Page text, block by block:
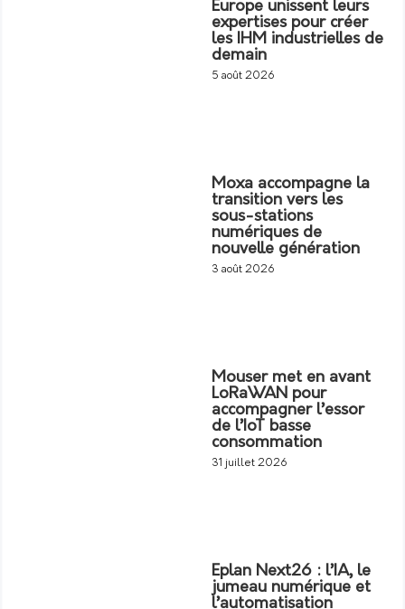
Europe unissent leurs
expertises pour créer
les IHM industrielles de
demain
5 août 2026
Moxa accompagne la
transition vers les
sous-stations
numériques de
nouvelle génération
3 août 2026
Mouser met en avant
LoRaWAN pour
accompagner l’essor
de l’IoT basse
consommation
31 juillet 2026
Eplan Next26 : l’IA, le
jumeau numérique et
l’automatisation